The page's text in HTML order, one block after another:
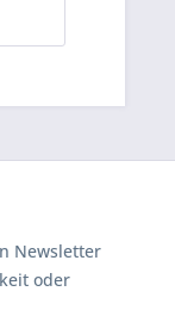
Newsletter
oder